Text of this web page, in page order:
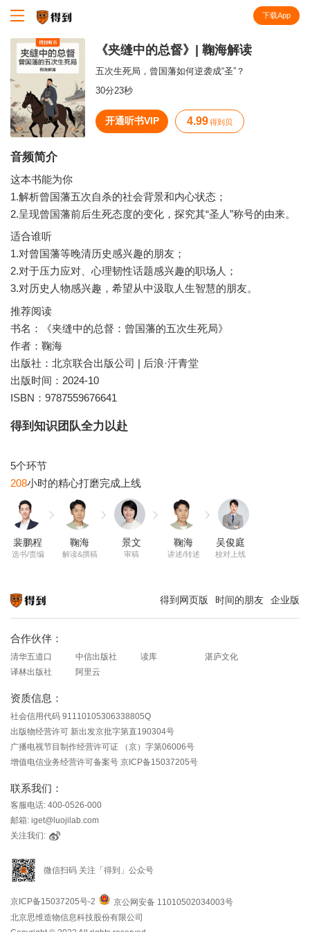
下载App
《夹缝中的总督》| 鞠海解读
五次生死局，曾国藩如何逆袭成“圣”？
30分23秒
开通听书VIP 4.99 得到贝
音频简介
这本书能为你
1.解析曾国藩五次自杀的社会背景和内心状态；
适合谁听
1.对曾国藩等晚清历史感兴趣的朋友；
2.对于压力应对、心理韧性话题感兴趣的职场人；
推荐阅读
书名：《夹缝中的总督：曾国藩的五次生死局》
作者：鞠海
出版社：北京联合出版公司 | 后浪·汗青堂
出版时间：2024-10
ISBN：9787559676641
得到知识团队全力以赴
208
裴鹏程
选书/责编
鞠海
解读&撰稿
景文
审稿
鞠海
讲述/转述
吴俊庭
校对上线
得到网页版 时间的朋友 企业版
合作伙伴：
清华五道口 中信出版社 读库
湛庐文化
译林出版社
阿里云
资质信息：
社会信用代码 91110105306338805Q
出版物经营许可 新出发京批字第直190304号
广播电视节目制作经营许可证 （京）字第06006号
增值电信业务经营许可备案号 京ICP备15037205号
联系我们：
客服电话: 400-0526-000
邮箱: iget@luojilab.com
关注我们:
微信扫码 关注「得到」公众号
京ICP备15037205号-2
京公网安备 11010502034003号
北京思维造物信息科技股份有限公司